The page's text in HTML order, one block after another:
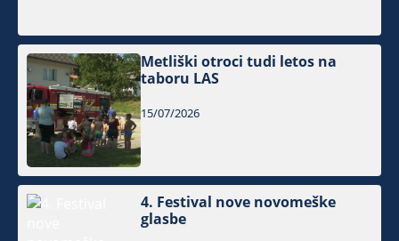
Metliški otroci tudi letos na
taboru LAS
15/07/2026
4. Festival nove novomeške
glasbe